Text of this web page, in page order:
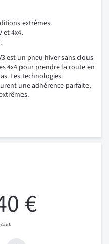
extrêmes.
et 4x4.
est un pneu hiver sans clous
4x4 pour prendre la route en
Les technologies
une adhérence parfaite,
€
3,76 €